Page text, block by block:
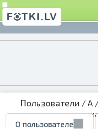
Пользователи /A
О пользователе